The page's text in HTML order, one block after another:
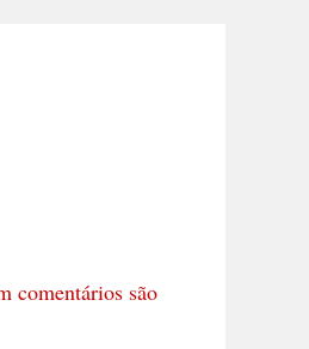
comentários são